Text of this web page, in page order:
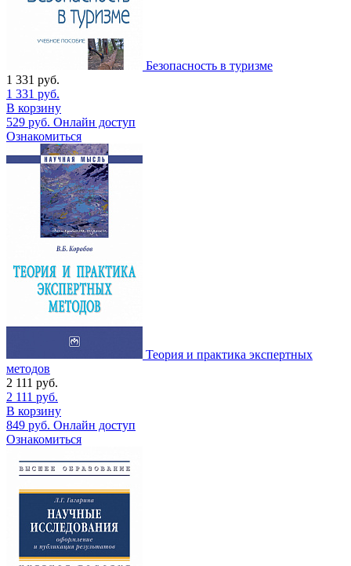
Безопасность в туризме
1 331 руб.
1 331 руб.
В корзину
529 руб. Онлайн доступ
Ознакомиться
Теория и практика экспертных
методов
2 111 руб.
2 111 руб.
В корзину
849 руб. Онлайн доступ
Ознакомиться